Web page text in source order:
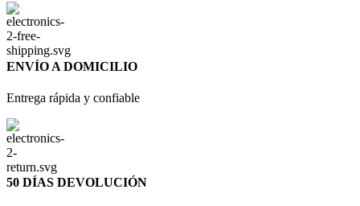
ENVÍO A DOMICILIO
Entrega rápida y confiable
50 DÍAS DEVOLUCIÓN